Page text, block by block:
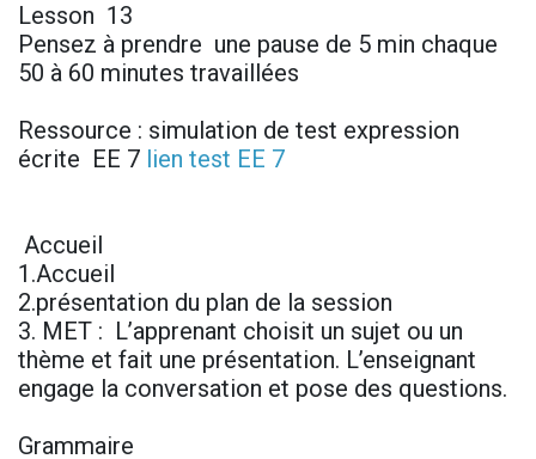
Lesson 13
Pensez à prendre une pause de 5 min chaque
50 à 60 minutes travaillées
Ressource : simulation de test expression
écrite EE 7 lien test EE 7
Accueil
1.Accueil
2.présentation du plan de la session
3. MET : L’apprenant choisit un sujet ou un
thème et fait une présentation. L’enseignant
engage la conversation et pose des questions.
Grammaire